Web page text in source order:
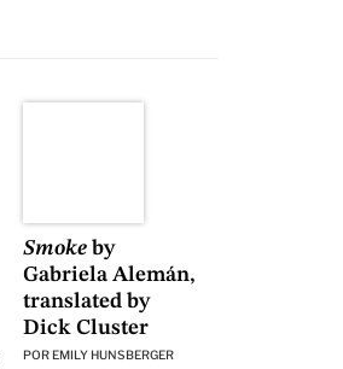
Smoke by
Gabriela Alemán,
translated by
Dick Cluster
POR EMILY HUNSBERGER